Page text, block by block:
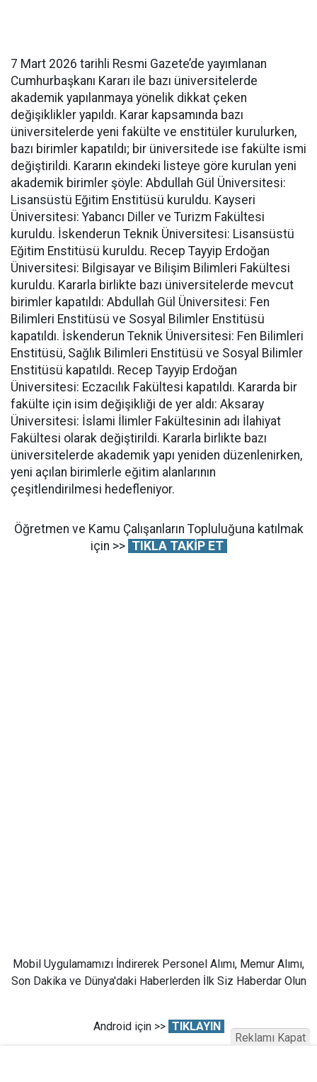
7 Mart 2026 tarihli Resmi Gazete’de yayımlanan
Cumhurbaşkanı Kararı ile bazı üniversitelerde
akademik yapılanmaya yönelik dikkat çeken
değişiklikler yapıldı. Karar kapsamında bazı
üniversitelerde yeni fakülte ve enstitüler kurulurken,
bazı birimler kapatıldı; bir üniversitede ise fakülte ismi
değiştirildi. Kararın ekindeki listeye göre kurulan yeni
akademik birimler şöyle: Abdullah Gül Üniversitesi:
Lisansüstü Eğitim Enstitüsü kuruldu. Kayseri
Üniversitesi: Yabancı Diller ve Turizm Fakültesi
kuruldu. İskenderun Teknik Üniversitesi: Lisansüstü
Eğitim Enstitüsü kuruldu. Recep Tayyip Erdoğan
Üniversitesi: Bilgisayar ve Bilişim Bilimleri Fakültesi
kuruldu. Kararla birlikte bazı üniversitelerde mevcut
birimler kapatıldı: Abdullah Gül Üniversitesi: Fen
Bilimleri Enstitüsü ve Sosyal Bilimler Enstitüsü
kapatıldı. İskenderun Teknik Üniversitesi: Fen Bilimleri
Enstitüsü, Sağlık Bilimleri Enstitüsü ve Sosyal Bilimler
Enstitüsü kapatıldı. Recep Tayyip Erdoğan
Üniversitesi: Eczacılık Fakültesi kapatıldı. Kararda bir
fakülte için isim değişikliği de yer aldı: Aksaray
Üniversitesi: İslami İlimler Fakültesinin adı İlahiyat
Fakültesi olarak değiştirildi. Kararla birlikte bazı
üniversitelerde akademik yapı yeniden düzenlenirken,
yeni açılan birimlerle eğitim alanlarının
çeşitlendirilmesi hedefleniyor.
Öğretmen ve Kamu Çalışanların Topluluğuna katılmak
için >> TIKLA TAKİP ET
Mobil Uygulamamızı İndirerek Personel Alımı, Memur Alımı,
Son Dakika ve Dünya'daki Haberlerden İlk Siz Haberdar Olun
Android için >> TIKLAYIN
Reklamı Kapat